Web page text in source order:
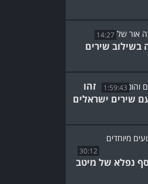
14:27
בשילוב שירים
1:59:43
זהו
שירים ישראלים
30:12
נפלא של מיטב